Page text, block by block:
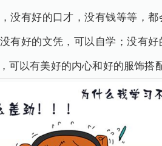
没有好的口才，没有钱等等，
有好的文凭，可以自学；没有
可以有美好的内心和好的服饰搭